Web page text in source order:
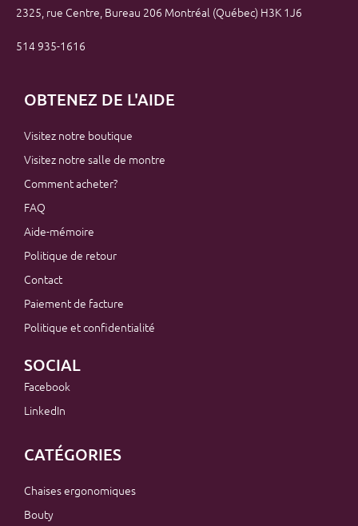
2325, rue Centre, Bureau 206 Montréal (Québec) H3K 1J6
514 935-1616
OBTENEZ DE L'AIDE
Visitez notre boutique
Visitez notre salle de montre
Comment acheter?
FAQ
Aide-mémoire
Politique de retour
Contact
Paiement de facture
Politique et confidentialité
SOCIAL
Facebook
LinkedIn
CATÉGORIES
Chaises ergonomiques
Bouty